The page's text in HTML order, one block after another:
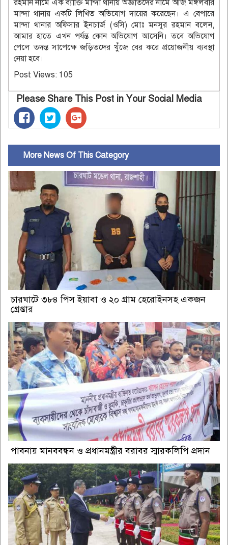
রহমান নামে এক ব্যাক্তি মান্দা থানায় অজ্ঞাতদের নামে আজ মঙ্গলবার
মান্দা থানায় একটি লিখিত অভিযোগ দায়ের করেছেন। এ বেপারে
মান্দা থানার অফিসার ইনচার্জ (ওসি) মোঃ মনসুর রহমান বলেন,
আমার হাতে এখন পর্যন্ত কোন অভিযোগ আসেনি। তবে অভিযোগ
পেলে তদন্ত সাপেক্ষে জড়িতদের খুঁজে বের করে প্রয়োজনীয় ব্যবস্থা
নেয়া হবে।
Post Views: 105
Please Share This Post in Your Social Media
More News Of This Category
চারঘাটে ৩৮৪ পিস ইয়াবা ও ২০ গ্রাম হেরোইনসহ একজন
গ্রেপ্তার
পাবনায় মানববন্ধন ও প্রধানমন্ত্রীর বরাবর স্মারকলিপি প্রদান